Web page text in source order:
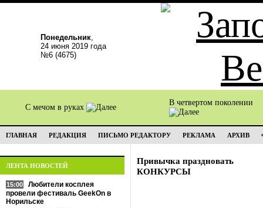
Понедельник,
24 июня 2019 года
№6 (4675)
С мечом в руках
В четвертом поколении
ГЛАВНАЯ РЕДАКЦИЯ ПИСЬМО РЕДАКТОРУ РЕКЛАМА АРХИВ
ЛЕНТА НОВОСТЕЙ
15:00
Любители косплея
провели фестиваль GeekOn в
Норильске
Привычка праздновать
КОНКУРСЫ